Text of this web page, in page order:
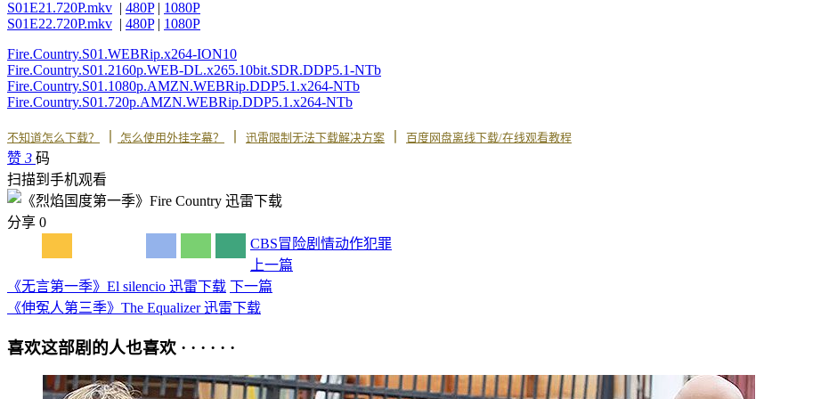
S01E21.720P.mkv | 480P| 1080P
S01E22.720P.mkv | 480P| 1080P
Fire.Country.S01.WEBRip.x264-ION10
Fire.Country.S01.2160p.WEB-DL.x265.10bit.SDR.DDP5.1-NTb
Fire.Country.S01.1080p.AMZN.WEBRip.DDP5.1.x264-NTb
Fire.Country.S01.720p.AMZN.WEBRip.DDP5.1.x264-NTb
不知道怎么下载？ 怎么使用外挂字幕？ 迅雷限制无法下载解决方案 百度网盘离线下载/在线观看教程
赞 3 码
扫描到手机观看
分享 0
CBS冒险剧情动作犯罪
上一篇
《无言第一季》El silencio 迅雷下载 下一篇
《伸冤人第三季》The Equalizer 迅雷下载
喜欢这部剧的人也喜欢 · · · · · ·